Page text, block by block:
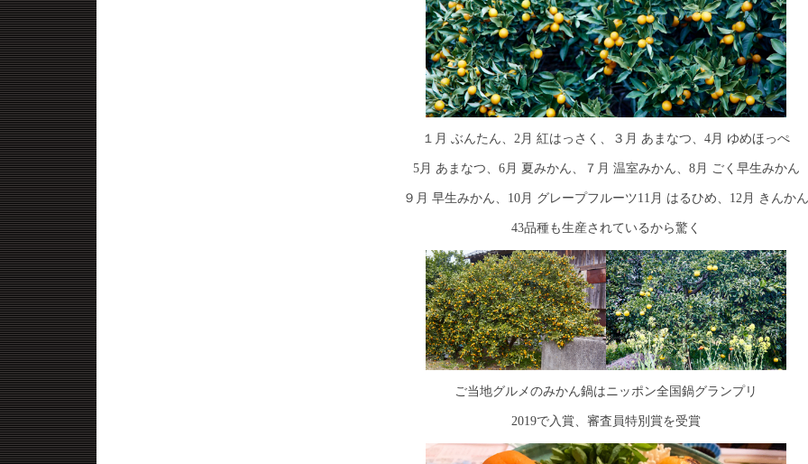
１月 ぶんたん、2月 紅はっさく、３月 あまなつ、4月 ゆめほっぺ
5月 あまなつ、6月 夏みかん、７月 温室みかん、8月 ごく早生みかん
９月 早生みかん、10月 グレープフルーツ11月 はるひめ、12月 きんかん
43品種も生産されているから驚く
ご当地グルメのみかん鍋はニッポン全国鍋グランプリ
2019で入賞、審査員特別賞を受賞